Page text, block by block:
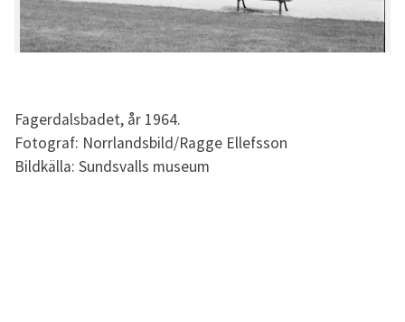
Fagerdalsbadet, år 1964.
Fotograf: Norrlandsbild/Ragge Ellefsson
Bildkälla: Sundsvalls museum